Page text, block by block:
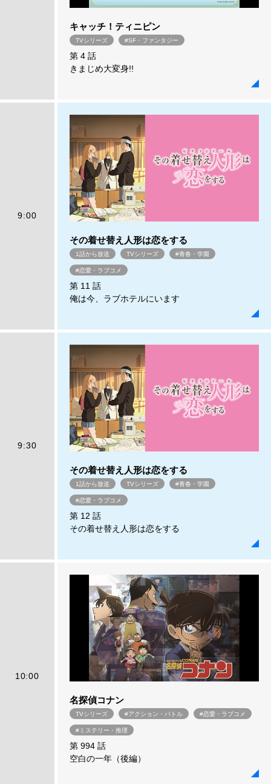
キャッチ！ティニピン
TVシリーズ #SF・ファンタジー
第 4 話
きまじめ大変身!!
9:00
その着せ替え人形は恋をする
1話から放送 TVシリーズ #青春・学園
#恋愛・ラブコメ
第 11 話
俺は今、ラブホテルにいます
9:30
その着せ替え人形は恋をする
1話から放送 TVシリーズ #青春・学園
#恋愛・ラブコメ
第 12 話
その着せ替え人形は恋をする
10:00
名探偵コナン
TVシリーズ #アクション・バトル #恋愛・ラブコメ
#ミステリー・推理
第 994 話
空白の一年（後編）